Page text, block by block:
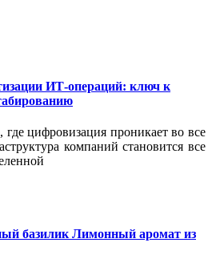
ИТ-операций: ключ к
цифровизация проникает во все
компаний становится все
базилик Лимонный аромат из